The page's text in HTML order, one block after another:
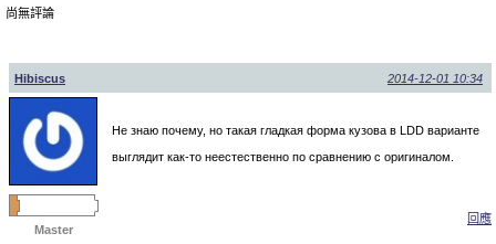
尚無評論
Hibiscus 2014-12-01 10:34
Master
Не знаю почему, но такая гладкая форма кузова в LDD варианте
выглядит как-то неестественно по сравнению с оригиналом.
回應